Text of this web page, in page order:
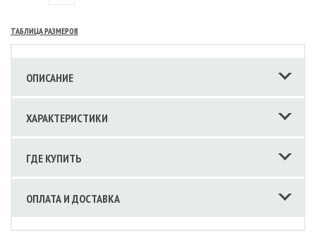
ТАБЛИЦА РАЗМЕРОВ
ОПИСАНИЕ
ХАРАКТЕРИСТИКИ
ГДЕ КУПИТЬ
ОПЛАТА И ДОСТАВКА